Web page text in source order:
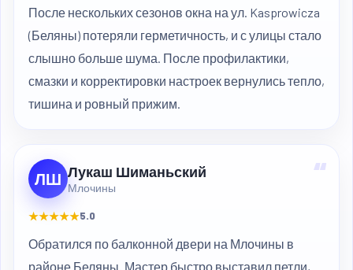
После нескольких сезонов окна на ул. Kasprowicza
(Беляны) потеряли герметичность, и с улицы стало
слышно больше шума. После профилактики,
смазки и корректировки настроек вернулись тепло,
тишина и ровный прижим.
“
ЛШ Лукаш Шиманьский
Млочины
★★★★★5.0
Обратился по балконной двери на Млочины в
районе Беляны. Мастер быстро выставил петли,